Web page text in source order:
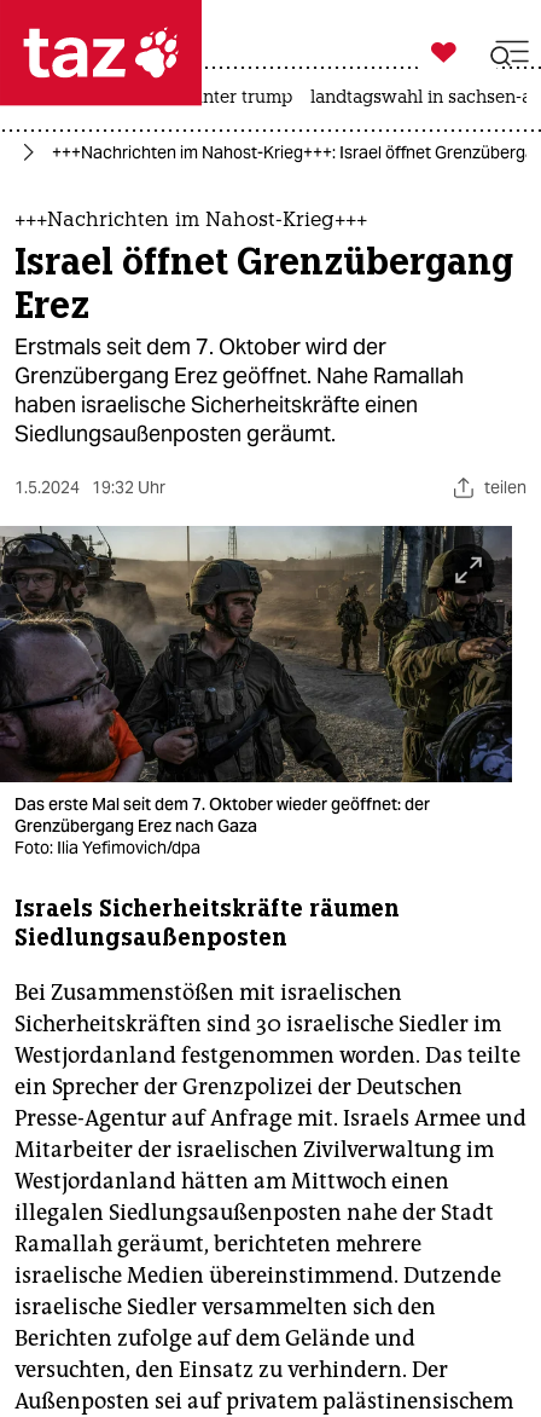
 taz zahl ich
taz zahl ich
themen
politik
öko
gesellschaft
kultur
sport
berlin
nord
wahrheit
verlag
verlag
veranstaltungen
shop
fragen & hilfe
unterstützen
abo
genossenschaft
epaper login

taz zahl ich
usa unter trump landtagswahl in sachsen-
+++Nachrichten im Nahost-Krieg+++: Israel öffnet
+++Nachrichten im Nahost-Krieg+++
Israel öffnet Grenzübergang
Erez
Erstmals seit dem 7. Oktober wird der
Grenzübergang Erez geöffnet. Nahe Ramallah
haben israelische Sicherheitskräfte einen
Siedlungsaußenposten geräumt.
1.5.2024 19:32 Uhr teilen
Das erste Mal seit dem 7. Oktober wieder geöffnet: der
Grenzübergang Erez nach Gaza
Foto: Ilia Yefimovich/dpa
Israels Sicherheitskräfte räumen
Siedlungsaußenposten
Bei Zusammenstößen mit israelischen
Sicherheitskräften sind 30 israelische Siedler im
Westjordanland festgenommen worden. Das teilte
ein Sprecher der Grenzpolizei der Deutschen
Presse-Agentur auf Anfrage mit. Israels Armee und
Mitarbeiter der israelischen Zivilverwaltung im
Westjordanland hätten am Mittwoch einen
illegalen Siedlungsaußenposten nahe der Stadt
Ramallah geräumt, berichteten mehrere
israelische Medien übereinstimmend. Dutzende
israelische Siedler versammelten sich den
Berichten zufolge auf dem Gelände und
versuchten, den Einsatz zu verhindern. Der
Außenposten sei auf privatem palästinensischem